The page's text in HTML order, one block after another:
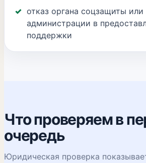
отказ органа соцзащиты или
администрации в
поддержки
Что проверяем в
очередь
Юридическая проверка